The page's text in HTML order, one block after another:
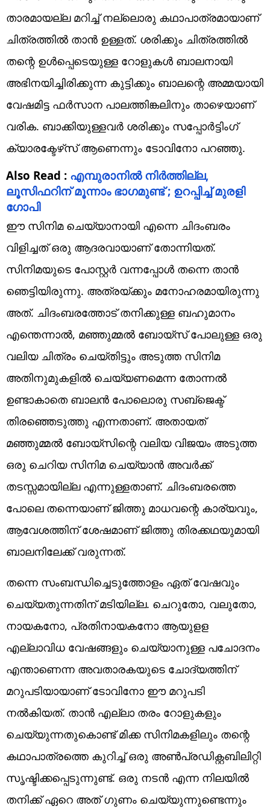
താരമായല്ല മറിച്ച് നല്ലൊരു കഥാപാത്രമായാണ്
ചിത്രത്തില്‍ താന്‍ ഉള്ളത്. ശരിക്കും ചിത്രത്തില്‍
തന്റെ ഉള്‍പ്പെടെയുള്ള റോളുകള്‍ ബാലനായി
അഭിനയിച്ചിരിക്കുന്ന കുട്ടിക്കും ബാലന്റെ അമ്മയായി
വേഷമിട്ട ഫര്‍സാന പാലത്തിങ്കലിനും താഴെയാണ്
വരിക. ബാക്കിയുള്ളവര്‍ ശരിക്കും സപ്പോര്‍ട്ടിംഗ്
ക്യാരക്ടേഴ്‌സ് ആണെന്നും ടോവിനോ പറഞ്ഞു.
Also Read : എമ്പുരാനില്‍ നിര്‍ത്തില്ല,
ലൂസിഫറിന് മൂന്നാം ഭാഗമുണ്ട് ; ഉറപ്പിച്ച് മുരളി
ഗോപി
ഈ സിനിമ ചെയ്യാനായി എന്നെ ചിദംബരം
വിളിച്ചത് ഒരു ആദരവായാണ് തോന്നിയത്.
സിനിമയുടെ പോസ്റ്റര്‍ വന്നപ്പോള്‍ തന്നെ താന്‍
ഞെട്ടിയിരുന്നു. അത്രയ്ക്കും മനോഹരമായിരുന്നു
അത്. ചിദംബരത്തോട് തനിക്കുള്ള ബഹുമാനം
എന്തെന്നാല്‍, മഞ്ഞുമ്മല്‍ ബോയ്‌സ് പോലുള്ള ഒരു
വലിയ ചിത്രം ചെയ്തിട്ടും അടുത്ത സിനിമ
അതിനുമുകളില്‍ ചെയ്യണമെന്ന തോന്നല്‍
ഉണ്ടാകാതെ ബാലന്‍ പോലൊരു സബ്‌ജെക്ട്
തിരഞ്ഞെടുത്തു എന്നതാണ്. അതായത്
മഞ്ഞുമ്മല്‍ ബോയ്‌സിന്റെ വലിയ വിജയം അടുത്ത
ഒരു ചെറിയ സിനിമ ചെയ്യാന്‍ അവര്‍ക്ക്
തടസ്സമായില്ല എന്നുള്ളതാണ്. ചിദംബരത്തെ
പോലെ തന്നെയാണ് ജിത്തു മാധവന്റെ കാര്യവും,
ആവേശത്തിന് ശേഷമാണ് ജിത്തു തിരക്കഥയുമായി
ബാലനിലേക്ക് വരുന്നത്.
തന്നെ സംബന്ധിച്ചെടുത്തോളം ഏത് വേഷവും
ചെയ്യതുന്നതിന് മടിയില്ല. ചെറുതോ, വലുതോ,
നായകനോ, പ്രതിനായകനോ ആയുളള
എല്ലാവിധ വേഷങ്ങളും ചെയ്യാനുള്ള പചോദനം
എന്താണെന്ന അവതാരകയുടെ ചോദ്യത്തിന്
മറുപടിയായാണ് ടോവിനോ ഈ മറുപടി
നല്‍കിയത്. താന്‍ എല്ലാ തരം റോളുകളും
ചെയ്യുന്നതുകൊണ്ട് മിക്ക സിനിമകളിലും തന്റെ
കഥാപാത്രത്തെ കുറിച്ച് ഒരു അണ്‍പ്രഡിക്റ്റബിലിറ്റി
സൃഷ്ടിക്കപ്പെടുന്നുണ്ട്. ഒരു നടന്‍ എന്ന നിലയില്‍
തനിക്ക് ഏറെ അത് ഗുണം ചെയ്യുന്നുണ്ടെന്നും